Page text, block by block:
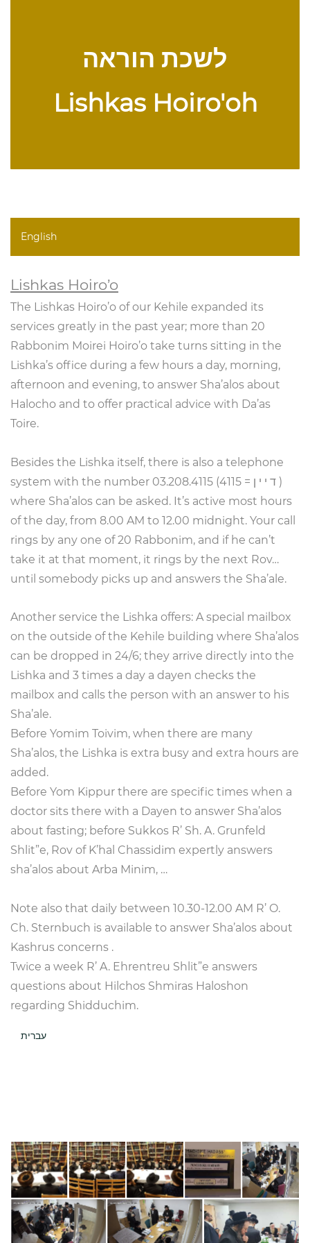
לשכת הוראה
Lishkas Hoiro'oh
English
Lishkas Hoiro’o
The Lishkas Hoiro’o of our Kehile expanded its
services greatly in the past year; more than 20
Rabbonim Moirei Hoiro’o take turns sitting in the
Lishka’s office during a few hours a day, morning,
afternoon and evening, to answer Sha’alos about
Halocho and to offer practical advice with Da’as
Toire.
Besides the Lishka itself, there is also a telephone
system with the number 03.208.4115 (4115 =
)
where Sha’alos can be asked. It’s active most hours
of the day, from 8.00 AM to 12.00 midnight. Your call
rings by any one of 20 Rabbonim, and if he can’t
take it at that moment, it rings by the next Rov…
until somebody picks up and answers the Sha’ale.
Another service the Lishka offers: A special mailbox
on the outside of the Kehile building where Sha’alos
can be dropped in 24/6; they arrive directly into the
Lishka and 3 times a day a dayen checks the
mailbox and calls the person with an answer to his
Sha’ale.
Before Yomim Toivim, when there are many
Sha’alos, the Lishka is extra busy and extra hours are
added.
Before Yom Kippur there are specific times when a
doctor sits there with a Dayen to answer Sha’alos
about fasting; before Sukkos R’ Sh. A. Grunfeld
Shlit”e, Rov of K’hal Chassidim expertly answers
sha’alos about Arba Minim, …
Note also that daily between 10.30-12.00 AM R’ O.
Ch. Sternbuch is available to answer Sha’alos about
Kashrus concerns .
Twice a week R’ A. Ehrentreu Shlit”e answers
questions about Hilchos Shmiras Haloshon
regarding Shidduchim.
עברית
מעשרים רבנים מורי הוראה יושבים לסירוגין במקום במשך כמה
שעות ביום, בבוקר בצהריים ובערב, ועונים דבר ה' זו הלכה לכל
דורש, בארבעה חלקי שולחן ערוך, להלכה ולמעשה, לדעת את הדרך
ילכו בה ואת המעשה אשר יעשון
בנוסף ללשכה עצמה, הותקן קו טלפון, שמספרה 03.208.4115